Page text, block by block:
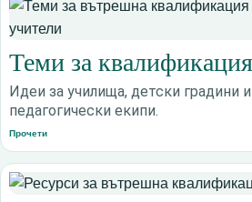
Теми за квалификация
Идеи за училища, детски градини и
педагогически екипи.
Прочети